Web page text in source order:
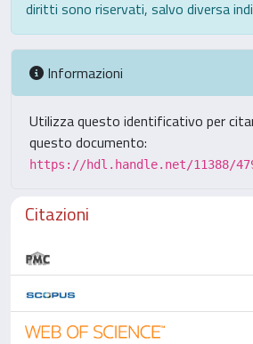
diritti sono riservati, salvo diversa
Informazioni
Utilizza questo identificativo per
questo documento:
https://hdl.handle.net/11388/
Citazioni